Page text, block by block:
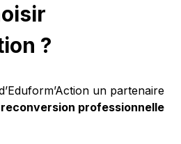
?
un partenaire
professionnelle